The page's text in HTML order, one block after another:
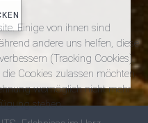
Einige von ihnen sind
andere uns helfen, diese
(Tracking Cookies).
Cookies zulassen möchten.
womöglich nicht mehr
stehen.